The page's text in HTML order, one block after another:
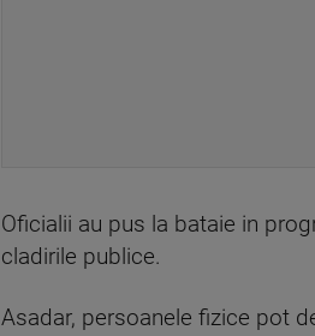
Oficialii au pus la bataie in
cladirile publice.
Asadar, persoanele fizice pot